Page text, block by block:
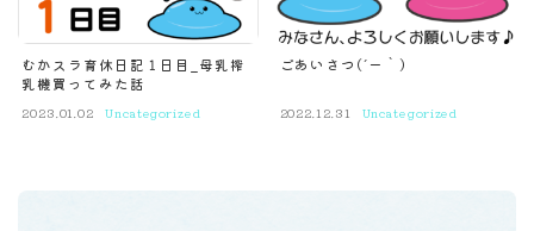
むかスラ育休日記１日目_母乳搾
乳機買ってみた話
2023.01.02 Uncategorized
ごあいさつ(´ー｀)
2022.12.31 Uncategorized